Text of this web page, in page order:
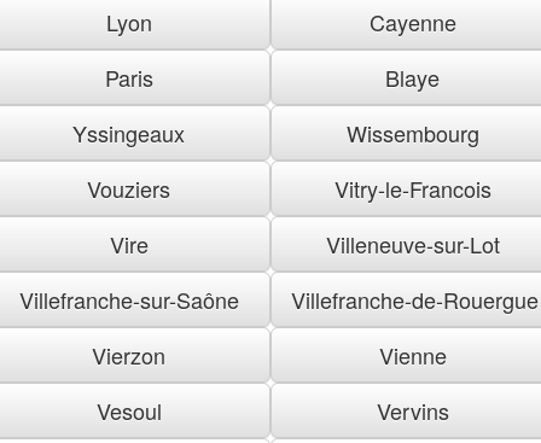
Lyon
Cayenne
Paris
Blaye
Yssingeaux
Wissembourg
Vouziers
Vitry-le-Francois
Vire
Villeneuve-sur-Lot
Villefranche-sur-Saône
Villefranche-de-Rouergue
Vierzon
Vienne
Vesoul
Vervins